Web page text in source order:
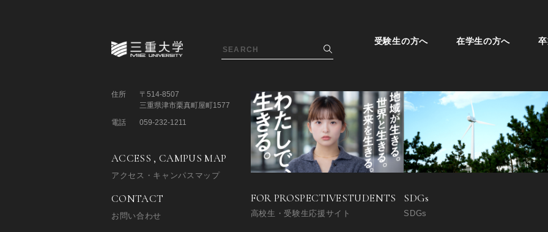
受験生の方へ 在学生の方へ
FOR PROSPECTIVESTUDENTS
高校生・受験生応援サイト
SDGs
SDGs
住所
〒514-8507
三重県津市栗真町屋町1577
電話
059-232-1211
ACCESS , CAMPUS MAP
アクセス・キャンパスマップ
CONTACT
お問い合わせ